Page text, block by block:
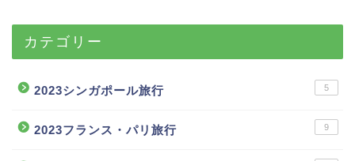
カテゴリー
2023シンガポール旅行 5
2023フランス・パリ旅行 9